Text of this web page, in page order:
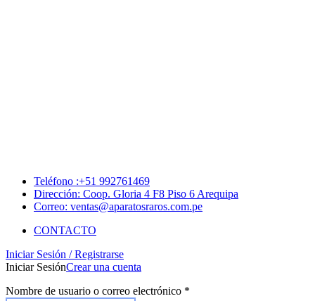
Teléfono :+51 992761469
Dirección: Coop. Gloria 4 F8 Piso 6 Arequipa
Correo: ventas@aparatosraros.com.pe
CONTACTO
Iniciar Sesión / Registrarse
Iniciar SesiónCrear una cuenta
Nombre de usuario o correo electrónico *